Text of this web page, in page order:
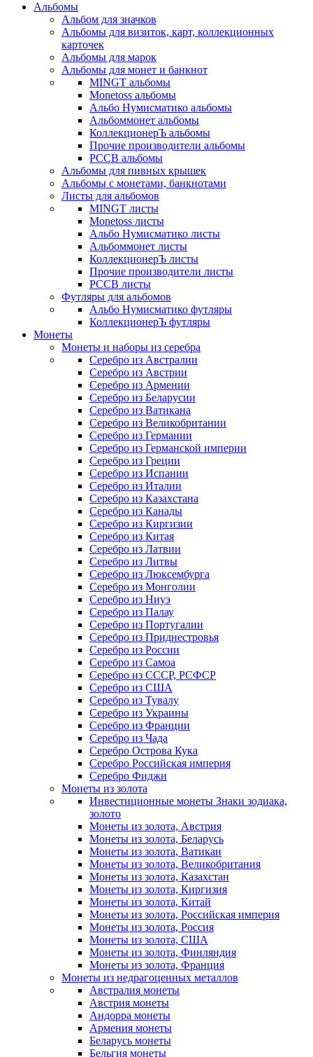
Альбомы
Альбом для значков
Альбомы для визиток, карт, коллекционных
карточек
Альбомы для марок
Альбомы для монет и банкнот
MINGT альбомы
Monetoss альбомы
Альбо Нумисматико альбомы
Альбоммонет альбомы
КоллекционерЪ альбомы
Прочие производители альбомы
РССВ альбомы
Альбомы для пивных крышек
Альбомы с монетами, банкнотами
Листы для альбомов
MINGT листы
Monetoss листы
Альбо Нумисматико листы
Альбоммонет листы
КоллекционерЪ листы
Прочие производители листы
РССВ листы
Футляры для альбомов
Альбо Нумисматико футляры
КоллекционерЪ футляры
Монеты
Монеты и наборы из серебра
Серебро из Австралии
Серебро из Австрии
Серебро из Армении
Серебро из Беларусии
Серебро из Ватикана
Серебро из Великобритании
Серебро из Германии
Серебро из Германской империи
Серебро из Греции
Серебро из Испании
Серебро из Италии
Серебро из Казахстана
Серебро из Канады
Серебро из Киргизии
Серебро из Китая
Серебро из Латвии
Серебро из Литвы
Серебро из Люксембурга
Серебро из Монголии
Серебро из Ниуэ
Серебро из Палау
Серебро из Португалии
Серебро из Приднестровья
Серебро из России
Серебро из Самоа
Серебро из СССР, РСФСР
Серебро из США
Серебро из Тувалу
Серебро из Украины
Серебро из Франции
Серебро из Чада
Серебро Острова Кука
Серебро Российская империя
Серебро Фиджи
Монеты из золота
Инвестиционные монеты Знаки зодиака,
золото
Монеты из золота, Австрия
Монеты из золота, Беларусь
Монеты из золота, Ватикан
Монеты из золота, Великобритания
Монеты из золота, Казахстан
Монеты из золота, Киргизия
Монеты из золота, Китай
Монеты из золота, Российская империя
Монеты из золота, Россия
Монеты из золота, США
Монеты из золота, Финляндия
Монеты из золота, Франция
Монеты из недрагоценных металлов
Австралия монеты
Австрия монеты
Андорра монеты
Армения монеты
Беларусь монеты
Бельгия монеты